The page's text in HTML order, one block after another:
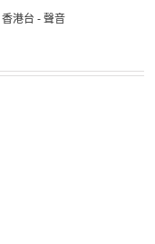
香港台 - 聲音